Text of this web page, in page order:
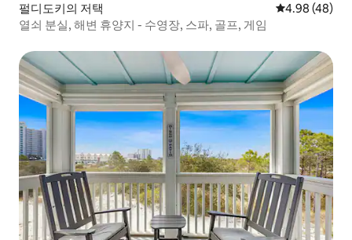
펄디도키의 저택 평점 4.98점(5
4.98 (48)
열쇠 분실, 해변 휴양지 - 수영장, 스파, 골프, 게임